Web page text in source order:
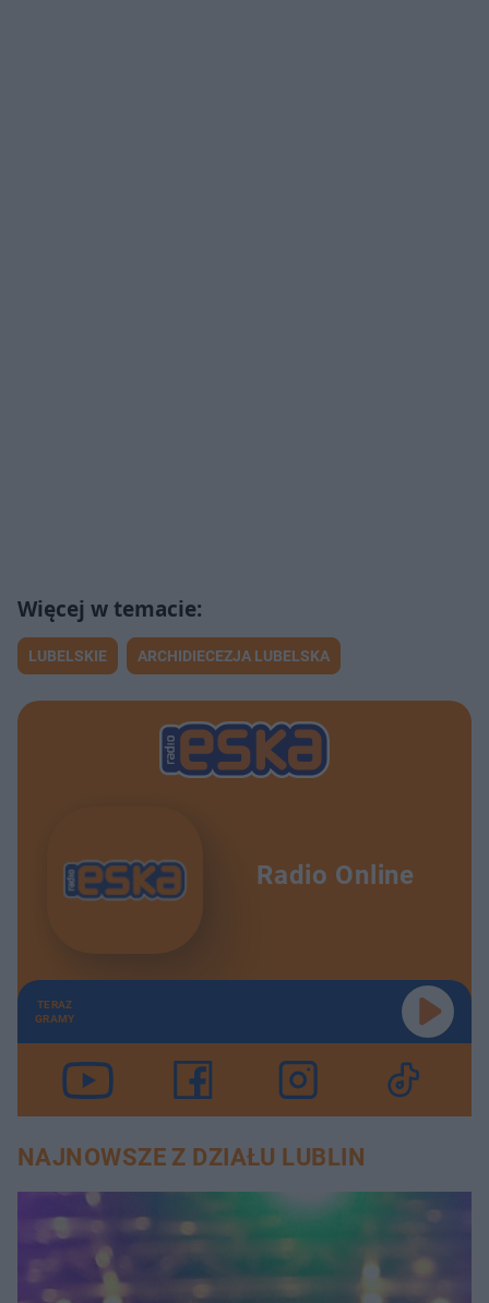
LUBELSKIE ARCHIDIECEZJA LUBELSKA
Radio Online
TERAZ
GRAMY
NAJNOWSZE Z DZIAŁU LUBLIN